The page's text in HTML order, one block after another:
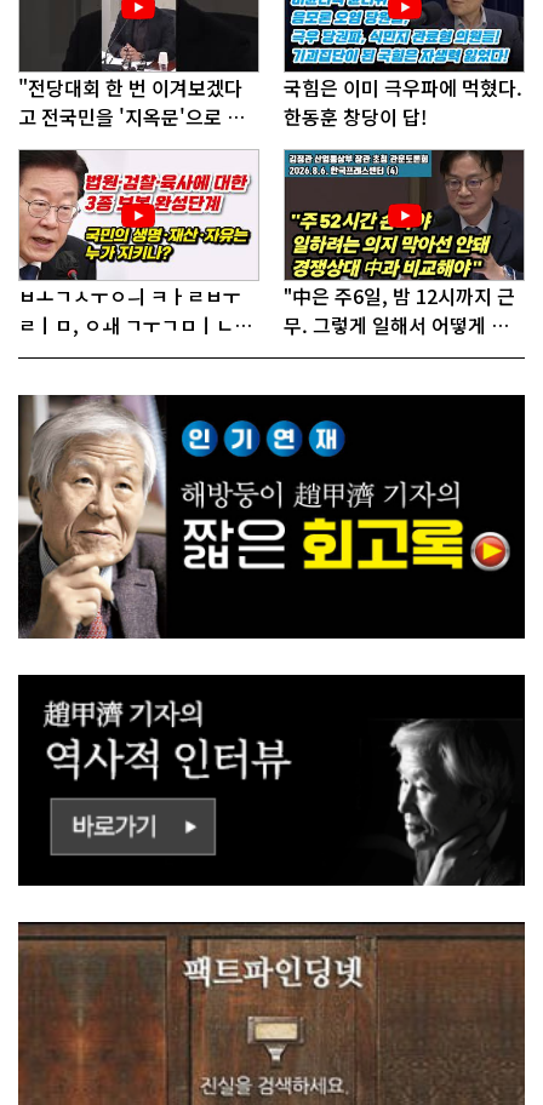
"전당대회 한 번 이겨보겠다
고 전국민을 '지옥문'으로 밀
어!"
국힘은 이미 극우파에 먹혔다.
한동훈 창당이 답!
ㅂㅗㄱㅅㅜㅇㅢ ㅋㅏㄹㅂㅜ
ㄹㅣㅁ, ㅇㅙ ㄱㅜㄱㅁㅣㄴㄷ
ㅡㄹㅇㅣ ㄷㅏㅇㅎㅐㅇㅑ ㅎ
"中은 주6일, 밤 12시까지 근
무. 그렇게 일해서 어떻게 경
쟁하냐 반문하더라"